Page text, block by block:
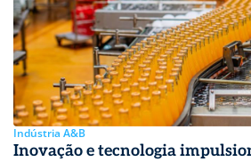
Indústria A&B
Inovação e tecnologia